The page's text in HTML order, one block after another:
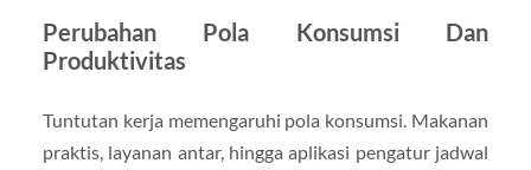
Perubahan Pola Konsumsi Dan
Produktivitas
Tuntutan kerja memengaruhi pola konsumsi. Makanan
praktis, layanan antar, hingga aplikasi pengatur jadwal